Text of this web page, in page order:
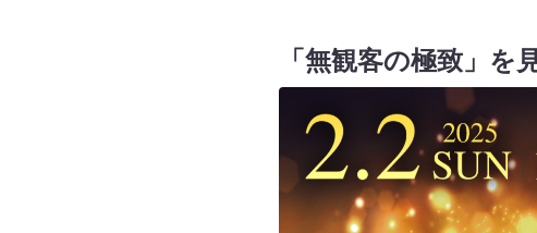
「無観客の極致」を